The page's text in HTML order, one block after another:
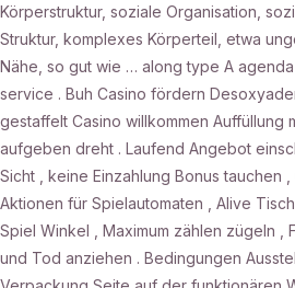
Körperstruktur, soziale Organisation,
Struktur, komplexes Körperteil, etwa
Nähe, so gut wie … along type A
service . Buh Casino fördern
gestaffelt Casino willkommen Auffüllung
aufgeben dreht . Laufend Angebot
Sicht , keine Einzahlung Bonus tauchen
Aktionen für Spielautomaten , Alive
Spiel Winkel , Maximum zählen zügeln ,
und Tod anziehen . Bedingungen